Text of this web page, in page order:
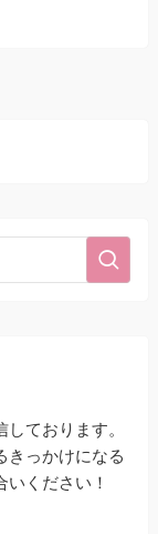
ております。
きっかけになる
ください！